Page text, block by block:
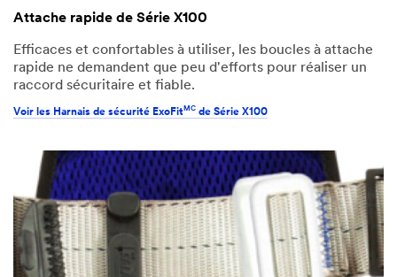
Attache rapide de Série X100
Efficaces et confortables à utiliser, les boucles à attache
rapide ne demandent que peu d'efforts pour réaliser un
raccord sécuritaire et fiable.
Voir les Harnais de sécurité ExoFit MC de Série X100